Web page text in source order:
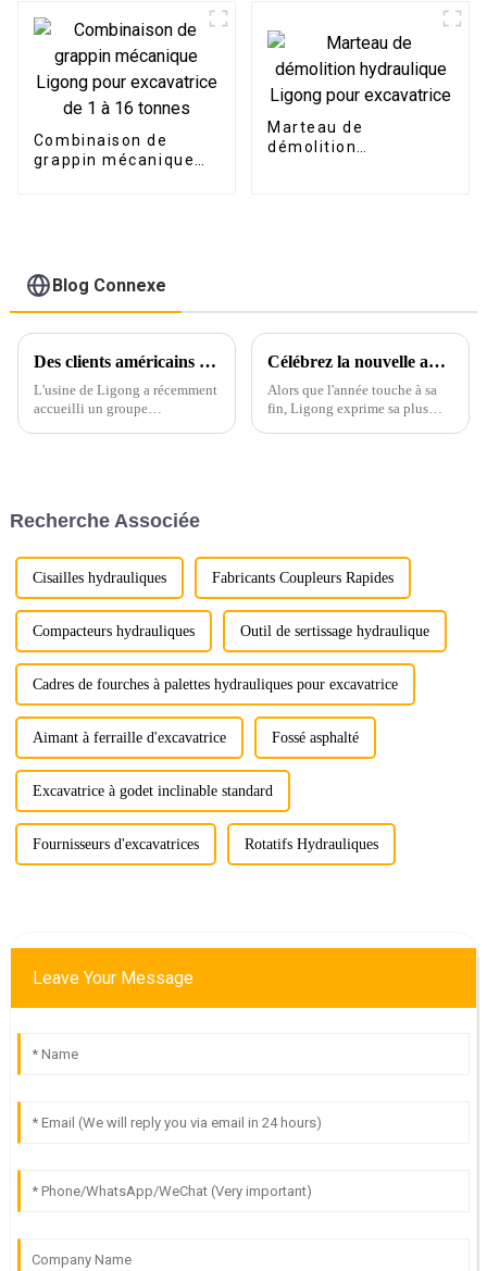
Combinaison de
grappin mécanique
Marteau de
démolition
Blog Connexe
Des clients américains visitent l'usine de Ligong pour discuter de la coopération concernant les accessoires d'excavatrice
L'usine de Ligong a récemment
accueilli un groupe
hydrauliques et les systèmes de
Célébrez la nouvelle année avec gratitude et enthousiasme
Alors que l'année touche à sa
fin, Ligong exprime sa plus
Recherche Associée
Cisailles hydrauliques Fabricants Coupleurs Rapides
Compacteurs hydrauliques Outil de sertissage hydraulique
Cadres de fourches à palettes hydrauliques pour excavatrice
Aimant à ferraille d'excavatrice Fossé asphalté
Excavatrice à godet inclinable standard
Fournisseurs d'excavatrices Rotatifs Hydrauliques
Leave Your Message